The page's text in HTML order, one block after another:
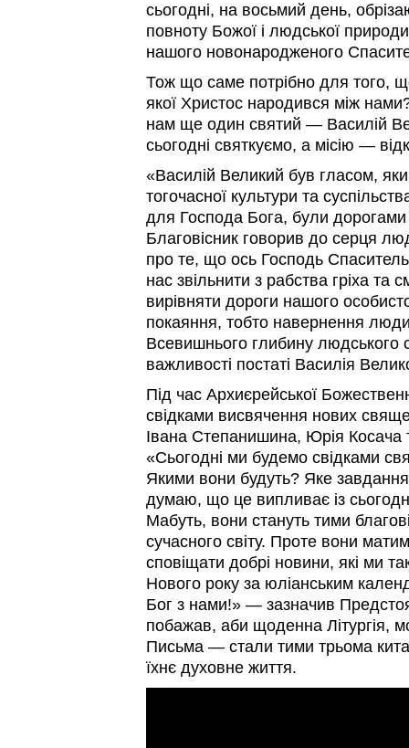
сьогодні, на восьмий день,
повноту Божої і людської
нашого новонародженого
Тож що саме потрібно для того,
якої Христос народився між
нам ще один святий — Василій
сьогодні святкуємо, а місію —
«Василій Великий був гласом,
тогочасної культури та
для Господа Бога, були
Благовісник говорив до серця
про те, що ось Господь
нас звільнити з рабства гріха
вирівняти дороги нашого
покаяння, тобто навернення
Всевишнього глибину
важливості постаті Василія
Під час Архиєрейської
свідками висвячення нових
Івана Степанишина, Юрія Косача
«Сьогодні ми будемо свідками
Якими вони будуть? Яке
думаю, що це випливає із
Мабуть, вони стануть тими
сучасного світу. Проте вони
сповіщати добрі новини, які ми
Нового року за юліанським
Бог з нами!» — зазначив
побажав, аби щоденна Літургія,
Письма — стали тими трьома
їхнє духовне життя.